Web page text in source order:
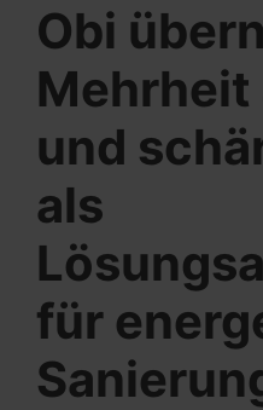
Obi
und
als
für